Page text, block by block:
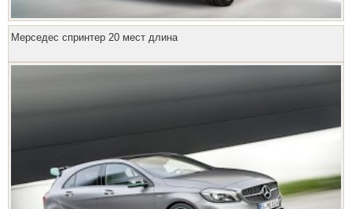
Мерседес спринтер 20 мест длина